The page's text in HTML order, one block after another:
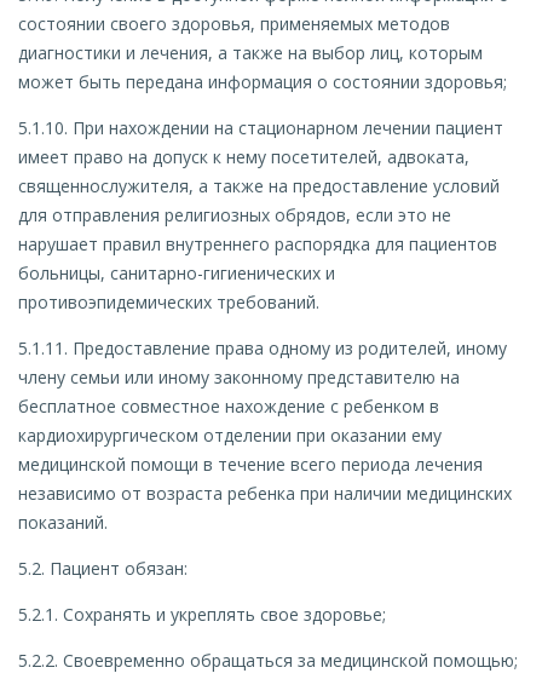
состоянии своего здоровья, применяемых методов
диагностики и лечения, а также на выбор лиц, которым
может быть передана информация о состоянии здоровья;
5.1.10. При нахождении на стационарном лечении пациент
имеет право на допуск к нему посетителей, адвоката,
священнослужителя, а также на предоставление условий
для отправления религиозных обрядов, если это не
нарушает правил внутреннего распорядка для пациентов
больницы, санитарно-гигиенических и
противоэпидемических требований.
5.1.11. Предоставление права одному из родителей, иному
члену семьи или иному законному представителю на
бесплатное совместное нахождение с ребенком в
кардиохирургическом отделении при оказании ему
медицинской помощи в течение всего периода лечения
независимо от возраста ребенка при наличии медицинских
показаний.
5.2. Пациент обязан:
5.2.1. Сохранять и укреплять свое здоровье;
5.2.2. Своевременно обращаться за медицинской помощью;